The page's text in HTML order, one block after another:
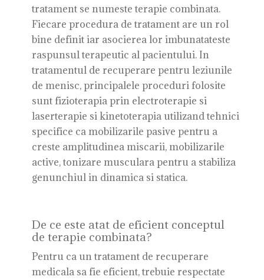
tratament se numeste terapie combinata.
Fiecare procedura de tratament are un rol
bine definit iar asocierea lor imbunatateste
raspunsul terapeutic al pacientului. In
tratamentul de recuperare pentru leziunile
de menisc, principalele proceduri folosite
sunt fizioterapia prin electroterapie si
laserterapie si kinetoterapia utilizand tehnici
specifice ca mobilizarile pasive pentru a
creste amplitudinea miscarii, mobilizarile
active, tonizare musculara pentru a stabiliza
genunchiul in dinamica si statica.
De ce este atat de eficient conceptul
de terapie combinata?
Pentru ca un tratament de recuperare
medicala sa fie eficient, trebuie respectate